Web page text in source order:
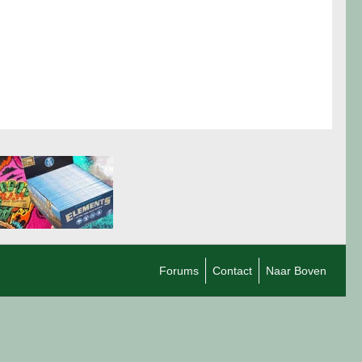
Forums Contact Naar Boven